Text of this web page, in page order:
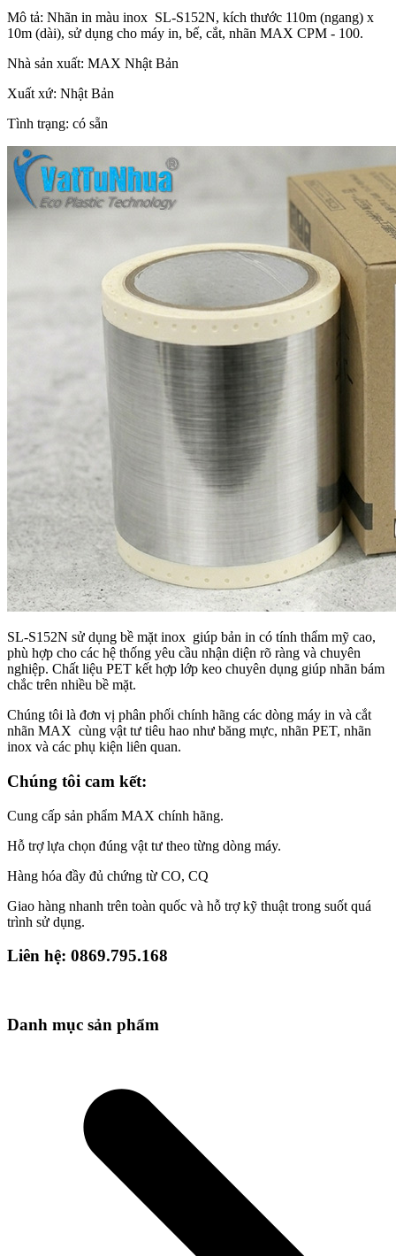
Mô tả: Nhãn in màu inox SL-S152N, kích thước 110m (ngang) x
10m (dài), sử dụng cho máy in, bế, cắt, nhãn MAX CPM - 100.
Nhà sản xuất: MAX Nhật Bản
Xuất xứ: Nhật Bản
Tình trạng: có sẵn
SL-S152N sử dụng bề mặt inox giúp bản in có tính thẩm mỹ cao,
phù hợp cho các hệ thống yêu cầu nhận diện rõ ràng và chuyên
nghiệp. Chất liệu PET kết hợp lớp keo chuyên dụng giúp nhãn bám
chắc trên nhiều bề mặt.
Chúng tôi là đơn vị phân phối chính hãng các dòng máy in và cắt
nhãn MAX cùng vật tư tiêu hao như băng mực, nhãn PET, nhãn
inox và các phụ kiện liên quan.
Chúng tôi cam kết:
Cung cấp sản phẩm MAX chính hãng.
Hỗ trợ lựa chọn đúng vật tư theo từng dòng máy.
Hàng hóa đầy đủ chứng từ CO, CQ
Giao hàng nhanh trên toàn quốc và hỗ trợ kỹ thuật trong suốt quá
trình sử dụng.
Liên hệ: 0869.795.168
Danh mục sản phẩm